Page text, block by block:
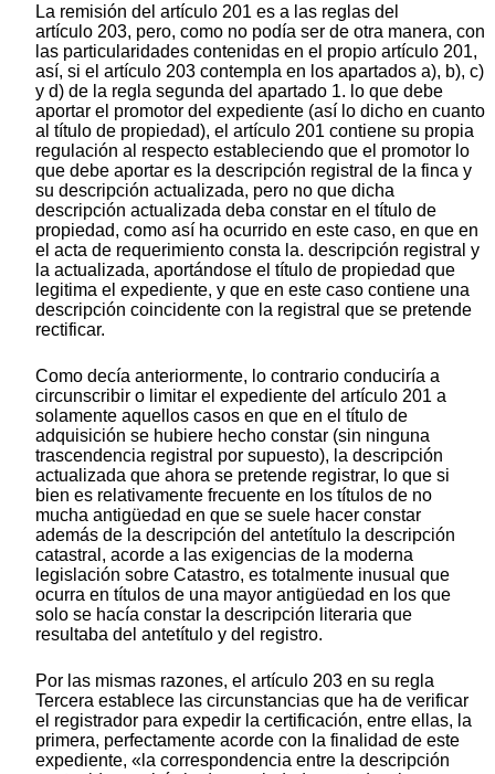
La remisión del artículo 201 es a las reglas del
artículo 203, pero, como no podía ser de otra manera, con
las particularidades contenidas en el propio artículo 201,
así, si el artículo 203 contempla en los apartados a), b), c)
y d) de la regla segunda del apartado 1. lo que debe
aportar el promotor del expediente (así lo dicho en cuanto
al título de propiedad), el artículo 201 contiene su propia
regulación al respecto estableciendo que el promotor lo
que debe aportar es la descripción registral de la finca y
su descripción actualizada, pero no que dicha
descripción actualizada deba constar en el título de
propiedad, como así ha ocurrido en este caso, en que en
el acta de requerimiento consta la. descripción registral y
la actualizada, aportándose el título de propiedad que
legitima el expediente, y que en este caso contiene una
descripción coincidente con la registral que se pretende
rectificar.
Como decía anteriormente, lo contrario conduciría a
circunscribir o limitar el expediente del artículo 201 a
solamente aquellos casos en que en el título de
adquisición se hubiere hecho constar (sin ninguna
trascendencia registral por supuesto), la descripción
actualizada que ahora se pretende registrar, lo que si
bien es relativamente frecuente en los títulos de no
mucha antigüedad en que se suele hacer constar
además de la descripción del antetítulo la descripción
catastral, acorde a las exigencias de la moderna
legislación sobre Catastro, es totalmente inusual que
ocurra en títulos de una mayor antigüedad en los que
solo se hacía constar la descripción literaria que
resultaba del antetítulo y del registro.
Por las mismas razones, el artículo 203 en su regla
Tercera establece las circunstancias que ha de verificar
el registrador para expedir la certificación, entre ellas, la
primera, perfectamente acorde con la finalidad de este
expediente, «la correspondencia entre la descripción